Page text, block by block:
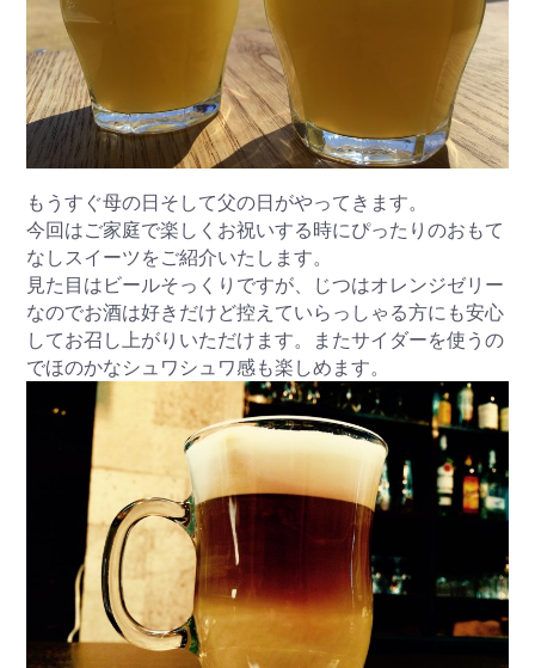
もうすぐ母の日そして父の日がやってきます。
今回はご家庭で楽しくお祝いする時にぴったりのおもて
なしスイーツをご紹介いたします。
見た目はビールそっくりですが、じつはオレンジゼリー
なのでお酒は好きだけど控えていらっしゃる方にも安心
してお召し上がりいただけます。またサイダーを使うの
でほのかなシュワシュワ感も楽しめます。